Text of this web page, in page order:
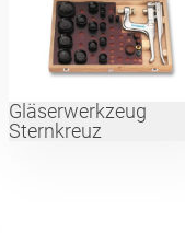
Gläserwerkzeug
Sternkreuz